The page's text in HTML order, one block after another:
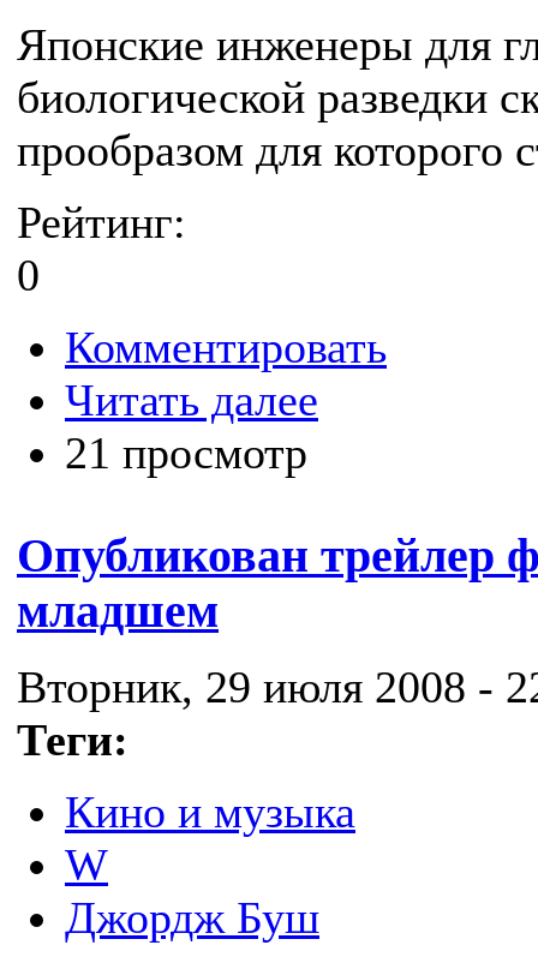
Японские инженеры для
биологической разведки
прообразом для которого
Рейтинг:
0
Комментировать
Читать далее
21 просмотр
Опубликован трейлер
младшем
Вторник, 29 июля 2008 -
Теги:
Кино и музыка
W
Джордж Буш